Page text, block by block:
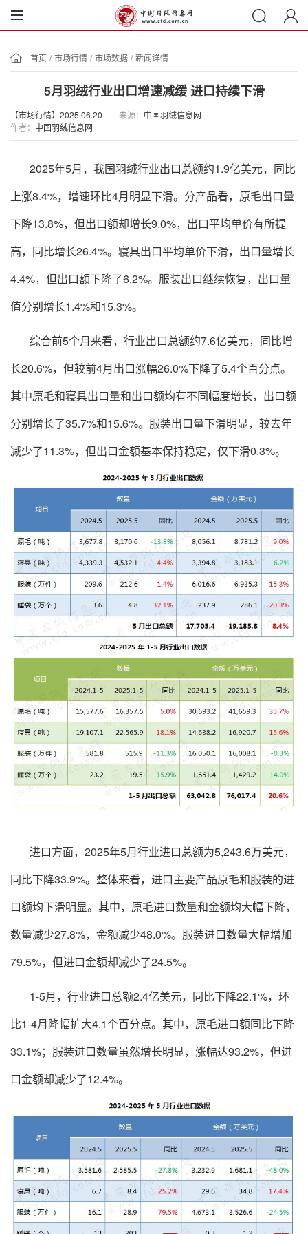
首页 / 市场行情 / 市场数据 / 新闻详情
5月羽绒行业出口增速减缓 进口持续下滑
【市场行情】2025.06.20 来源： 中国羽绒信息网
作者： 中国羽绒信息网
2025年5月，我国羽绒行业出口总额约1.9亿美元，同比
上涨8.4%，增速环比4月明显下滑。分产品看，原毛出口量
下降13.8%，但出口额却增长9.0%，出口平均单价有所提
高，同比增长26.4%。寝具出口平均单价下滑，出口量增长
4.4%，但出口额下降了6.2%。服装出口继续恢复，出口量
值分别增长1.4%和15.3%。
综合前5个月来看，行业出口总额约7.6亿美元，同比增
长20.6%，但较前4月出口涨幅26.0%下降了5.4个百分点。
其中原毛和寝具出口量和出口额均有不同幅度增长，出口额
分别增长了35.7%和15.6%。服装出口量下滑明显，较去年
减少了11.3%，但出口金额基本保持稳定，仅下滑0.3%。
进口方面，2025年5月行业进口总额为5,243.6万美元，
同比下降33.9%。整体来看，进口主要产品原毛和服装的进
口额均下滑明显。其中，原毛进口数量和金额均大幅下降，
数量减少27.8%，金额减少48.0%。服装进口数量大幅增加
79.5%，但进口金额却减少了24.5%。
1-5月，行业进口总额2.4亿美元，同比下降22.1%，环
比1-4月降幅扩大4.1个百分点。其中，原毛进口额同比下降
33.1%；服装进口数量虽然增长明显，涨幅达93.2%，但进
口金额却减少了12.4%。